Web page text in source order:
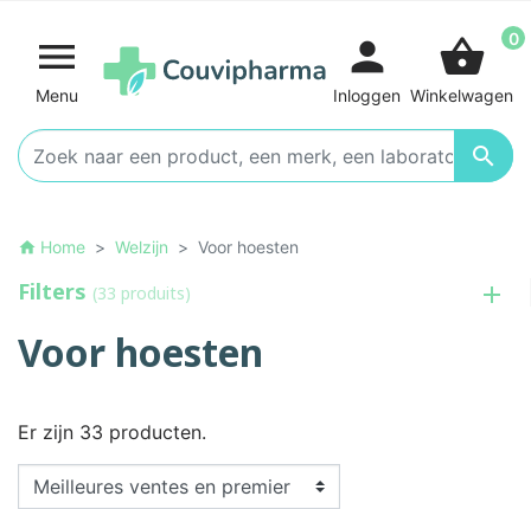

Menu

person
Inloggen
shopping_basket 0
Winkelwagen
home Home Welzijn Voor hoesten
Filters (33 produits)
Voor hoesten
Er zijn 33 producten.